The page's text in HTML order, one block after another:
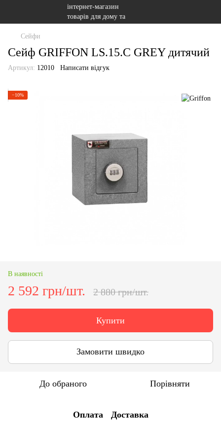
Сейфи
Сейф GRIFFON LS.15.C GREY дитячий
Артикул: 12010 Написати відгук
−10%
В наявності
2 592 грн/шт. 2 880 грн/шт.
Купити
Замовити швидко
До обраного Порівняти
Оплата Доставка